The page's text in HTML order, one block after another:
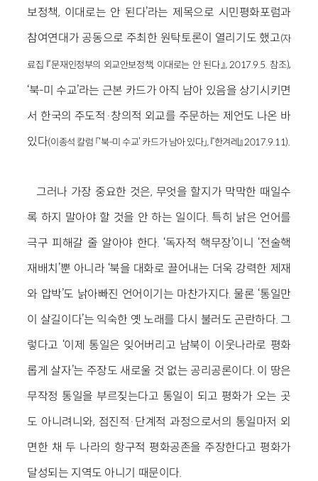
보정책, 이대로는 안 된다’라는 제목으로 시민평화포럼과
참여연대가 공동으로 주최한 원탁토론이 열리기도 했고(자
료집 『문재인정부의 외교안보정책, 이대로는 안 된다』, 2017.9.5. 참조),
‘북-미 수교’라는 근본 카드가 아직 남아 있음을 상기시키면
서 한국의 주도적·창의적 외교를 주문하는 제언도 나온 바
있다(이종석 칼럼 「‘북-미 수교’ 카드가 남아 있다」, 『한겨레』 2017.9.11).
그러나 가장 중요한 것은, 무엇을 할지가 막막한 때일수
록 하지 말아야 할 것을 안 하는 일이다. 특히 낡은 언어를
극구 피해갈 줄 알아야 한다. ‘독자적 핵무장’이니 ‘전술핵
재배치’뿐 아니라 ‘북을 대화로 끌어내는 더욱 강력한 제재
와 압박’도 낡아빠진 언어이기는 마찬가지다. 물론 ‘통일만
이 살길이다’는 익숙한 옛 노래를 다시 불러도 곤란하다. 그
렇다고 ‘이제 통일은 잊어버리고 남북이 이웃나라로 평화
롭게 살자’는 주장도 새로울 것 없는 공리공론이다. 이 땅은
무작정 통일을 부르짖는다고 통일이 되고 평화가 오는 곳
도 아니려니와, 점진적·단계적 과정으로서의 통일마저 외
면한 채 두 나라의 항구적 평화공존을 주장한다고 평화가
달성되는 지역도 아니기 때문이다.